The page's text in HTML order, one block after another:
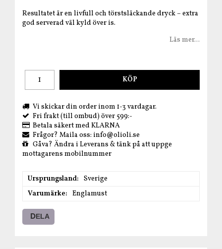
Resultatet är en livfull och törstsläckande dryck – extra
god serverad väl kyld över is.
Läs mer...
KÖP
Vi skickar din order inom 1-3 vardagar.
Fri frakt (till ombud) över 599:-
Betala säkert med KLARNA
Frågor? Maila oss: info@olioli.se
Gåva? Ändra i Leverans & tänk på att uppge
mottagarens mobilnummer
Ursprungsland
Sverige
Varumärke
Englamust
DELA